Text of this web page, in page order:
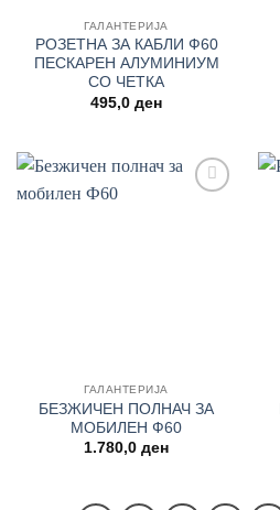
ГАЛАНТЕРИЈА
РОЗЕТНА ЗА КАБЛИ Ф60
ПЕСКАРЕН АЛУМИНИУМ
СО ЧЕТКА
495,0 ден
ГАЛАНТЕРИЈА
БЕЗЖИЧЕН ПОЛНАЧ ЗА
МОБИЛЕН Ф60
1.780,0 ден